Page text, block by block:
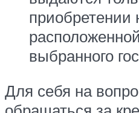
приобретении
выбранного
Для себя на